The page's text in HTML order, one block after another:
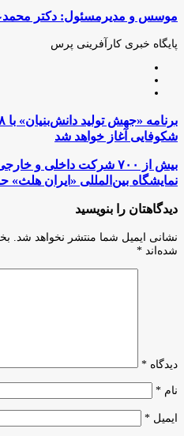
از
ایمیل
موسس و مدیرمسئول: دکتر
پایگاه خبری کارآفرینی پرس
برنامه
«جهش
تولید
دانش‌بنیان»
با
۸
بسته
حمایتی
نوآوری
و
شکوفایی
شکوفایی آغاز خواهد شد
بیش
از
۷۰۰
شرکت
داخلی
خارجی
29
اردیبهشت
حضور
داشت
نمایشگاه بین‌المللی «ایران‌
دیدگاهتان را بنویسید
نشانی ایمیل شما منتشر نخواهد شد.
شده‌اند *
دیدگاه *
نام *
ایمیل *